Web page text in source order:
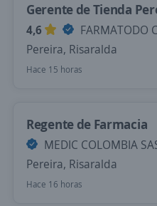
Gerente de Tienda
4,6
FARMATODO
Pereira, Risaralda
Hace 15 horas
Regente de Farmacia
MEDIC COLOMBIA
Pereira, Risaralda
Hace 16 horas